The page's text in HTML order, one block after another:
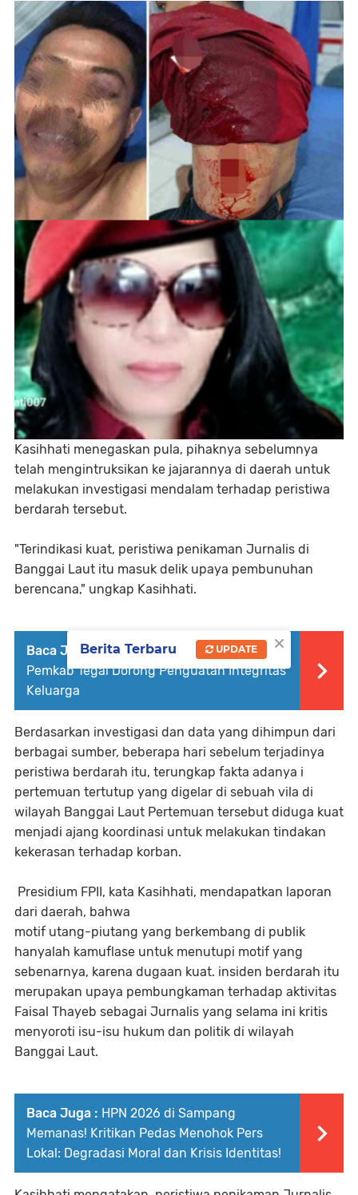
Kasihhati menegaskan pula, pihaknya sebelumnya
telah mengintruksikan ke jajarannya di daerah untuk
melakukan investigasi mendalam terhadap peristiwa
berdarah tersebut.
"Terindikasi kuat, peristiwa penikaman Jurnalis di
Banggai Laut itu masuk delik upaya pembunuhan
berencana," ungkap Kasihhati.
Baca Juga : Cegah Korupsi dari Rumah,
Pemkab Tegal Dorong Penguatan Integritas
Keluarga
Berdasarkan investigasi dan data yang dihimpun dari
berbagai sumber, beberapa hari sebelum terjadinya
peristiwa berdarah itu, terungkap fakta adanya i
pertemuan tertutup yang digelar di sebuah vila di
wilayah Banggai Laut Pertemuan tersebut diduga kuat
menjadi ajang koordinasi untuk melakukan tindakan
kekerasan terhadap korban.
Presidium FPII, kata Kasihhati, mendapatkan laporan
dari daerah, bahwa
motif utang-piutang yang berkembang di publik
hanyalah kamuflase untuk menutupi motif yang
sebenarnya, karena dugaan kuat. insiden berdarah itu
merupakan upaya pembungkaman terhadap aktivitas
Faisal Thayeb sebagai Jurnalis yang selama ini kritis
menyoroti isu-isu hukum dan politik di wilayah
Banggai Laut.
Baca Juga : HPN 2026 di Sampang
Memanas! Kritikan Pedas Menohok Pers
Lokal: Degradasi Moral dan Krisis Identitas!
×
Berita Terbaru UPDATE